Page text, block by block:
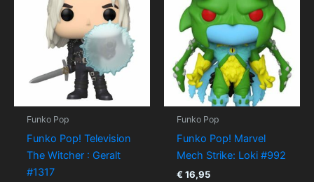
Funko Pop
Funko Pop! Television
The Witcher : Geralt
#1317
Funko Pop
Funko Pop! Marvel
Mech Strike: Loki #992
€ 16,95